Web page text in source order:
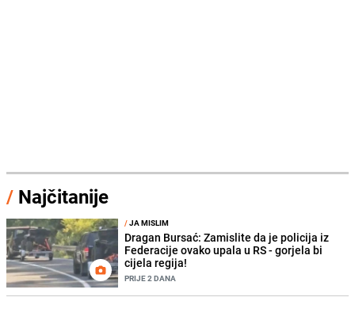
/ Najčitanije
/JA MISLIM
Dragan Bursać: Zamislite da je policija iz
Federacije ovako upala u RS - gorjela bi
cijela regija!
PRIJE 2 DANA